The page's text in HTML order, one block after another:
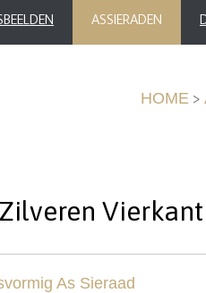
ASSIERADEN
HOME >
Zilveren